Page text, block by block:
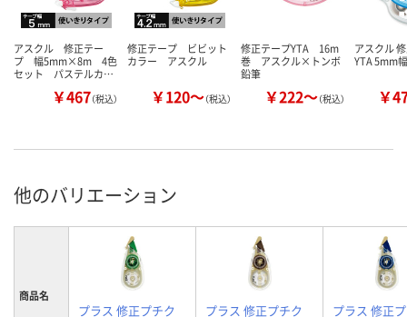
アスクル 修正テー
プ 幅5mm×8m 4色
セット パステルカ…
￥467（税込）
修正テープ ビビット
カラー アスクル
￥120～（税込）
修正テープYTA 16m
巻 アスクル×トンボ
鉛筆
￥222～（税込）
アスクル
YTA 5mm
￥
他のバリエーション
商品名
プラス 修正プチク プラス 修正プチク プラス 修正